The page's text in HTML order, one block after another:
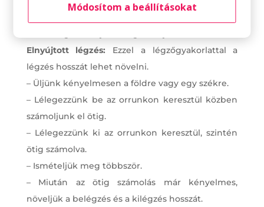
Elnyújtott légzés: Ezzel a légzőgyakorlattal a
légzés hosszát lehet növelni.
– Üljünk kényelmesen a földre vagy egy székre.
– Lélegezzünk be az orrunkon keresztül közben
számoljunk el ötig.
– Lélegezzünk ki az orrunkon keresztül, szintén
ötig számolva.
– Ismételjük meg többször.
– Miután az ötig számolás már kényelmes,
növeljük a belégzés és a kilégzés hosszát.
Módosítom a beállításokat